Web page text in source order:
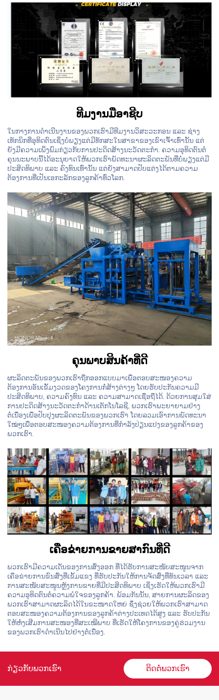
ທີມງານມືອາຊີບ
ໃນກາງການດຳເນີນງານຂອງພວກເຮົາມີທີມງານວິສະວະກອນ ແລະ ຊ່າງ
ເທັກນິກທີ່ອຸທິດຕົນເຊິ່ງບໍ່ພຽງແຕ່ມີທັກສະໃນສາຂາຂອງເຂົາເຈົ້າເທົ່ານັ້ນ ແຕ່
ຍັງມີຄວາມເພິ່ງພົມກ່ຽວກັບການປະດິດສ້າງນະວັດຕະກຳ. ຄວາມອຸທິດຕົນຕໍ່
ຄຸນນະພາບນີ້ໄດ້ອະນຸຍາດໃຫ້ພວກເຮົາພັດທະນາຜະລິດຕະພັນທີ່ບໍ່ພຽງແຕ່ມີ
ປະສິດທິພາບ ແລະ ຄົງທົນເທົ່ານັ້ນ ແຕ່ຍັງສາມາດປັບແຕ່ງໄດ້ຕາມຄວາມ
ຕ້ອງການທີ່ເປັນເອກະລັກຂອງລູກຄ້າທົ່ວໂລກ.
ຄຸນພາບສິນຄ້າທີ່ດີ
ຜະລິດຕະພັນຂອງພວກເຮົາຖືກອອກແບບມາເພື່ອຕອບສະໜອງຄວາມ
ຕ້ອງການອັນເຂັ້ມງວດຂອງໂຄງການກໍ່ສ້າງຕ່າງໆ ໂດຍຮັບປະກັນຄວາມມີ
ປະສິດທິພາບ, ຄວາມຄົງທົນ ແລະ ຄວາມສາມາດເຊື່ອຖືໄດ້. ດ້ວຍການສຸມໃສ່
ການປະດິດສ້າງນະວັດຕະກຳດ້ານເຕັກໂນໂລຊີ, ພວກເຮົາພະຍາຍາມຢ່າງ
ຕໍ່ເນື່ອງເພື່ອປັບປຸງຜະລິດຕະພັນຂອງພວກເຮົາ ໂດຍລວມເອົາການພັດທະນາ
ໃໝ່ໆເພື່ອຕອບສະໜອງຄວາມຕ້ອງການທີ່ກຳລັງປ່ຽນແປງຂອງລູກຄ້າຂອງ
ພວກເຮົາ.
ເຄືອຂ່າຍການຂາຍສາກົນທີ່ດີ
ພວກເຮົາມີຄວາມເດັ່ນຂອງການສົ່ງອອກ ທີ່ໄດ້ຮັບການສະໜັບສະໜູນຈາກ
ເຄືອຂ່າຍການຂົນສົ່ງທີ່ເຂັ້ມແຂງ ທີ່ຮັບປະກັນໃຫ້ການຈັດສົ່ງທີ່ທັນເວລາ ແລະ
ການສະໜັບສະໜູນຫຼັງການຂາຍທີ່ມີປະສິດທິພາບ ເຊິ່ງເຮັດໃຫ້ພວກເຮົາມີ
ຄວາມອຸທິດຕົນຕໍ່ຄວາມພໍໃຈຂອງລູກຄ້າ. ພ້ອມກັນນັ້ນ, ສາຍການຜະລິດຂອງ
ພວກເຮົາສາມາດຜະລິດໄດ້ໃນຂະໜາດໃຫຍ່ ຊຶ່ງຊ່ວຍໃຫ້ພວກເຮົາສາມາດ
ຕອບສະໜອງຄວາມຕ້ອງການຂອງລູກຄ້າຕ່າງປະເທດໄດ້ສູງ ແລະ ຮັບປະກັນ
ໃຫ້ຫໍ່ງເສີມການສະໜອງທີ່ສະເໝີພາບ ທີ່ເຮັດໃຫ້ໂຄງການຂອງຄູ່ຮ່ວມງານ
ຂອງພວກເຮົາດຳເນີນໄປຢ່າງຕໍ່ເນື່ອງ.
ກ່ຽວກັບພວກເຮົາ ຕິດຕໍ່ພວກເຮົາ